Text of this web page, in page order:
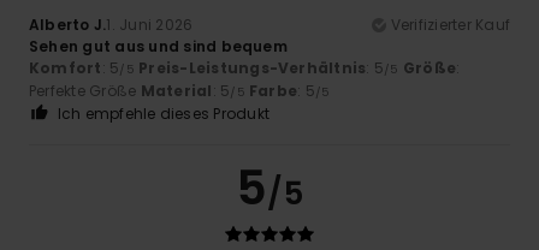
Alberto J.1. Juni 2026
Verifizierter Kauf
Sehen gut aus und sind bequem
Komfort: 5 /5 Preis-Leistungs-Verhältnis: 5 /5 Größe:
Perfekte Größe Material: 5 /5 Farbe: 5 /5
Ich empfehle dieses Produkt
5/5